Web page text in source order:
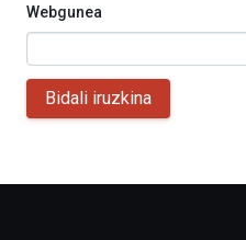
Webgunea
Bidali iruzkina